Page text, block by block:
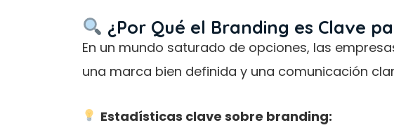
¿Por Qué el Branding es Clave
En un mundo saturado de opciones, las
una marca bien definida y una comunicación
Estadísticas clave sobre branding: